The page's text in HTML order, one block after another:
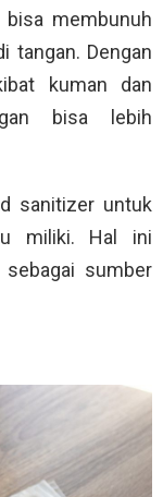
membunuh
tangan. Dengan
kuman dan
bisa lebih
sanitizer untuk
miliki. Hal ini
sumber